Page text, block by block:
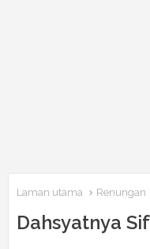
Laman utama Renungan
Dahsyatnya